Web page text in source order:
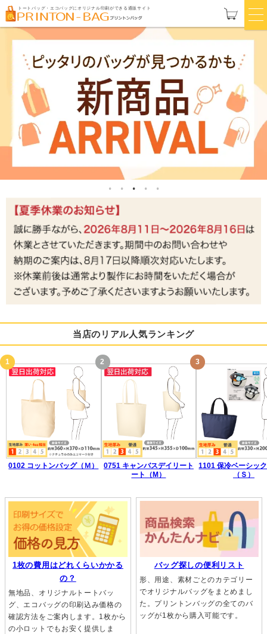
トートバッグ・エコバッグにオリジナル印刷ができる通販サイト
当店のリアル人気ランキング
0102 コットンバッグ（Ｍ）
0751 キャンバスデイリート
ート（M）
1101 保冷ベーシッ
（Ｓ）
1枚の費用はどれくらいかかる
の？
無地品、オリジナルトートバッ
グ、エコバッグの印刷込み価格の
確認方法をご案内します。1枚から
の小ロットでもお安く提供しま
バッグ探しの便利リスト
形、用途、素材ごとのカテゴリー
でオリジナルバッグをまとめまし
た。プリントンバッグの全てのバ
ッグが1枚から購入可能です。